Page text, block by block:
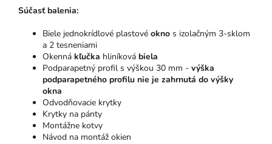
Súčasť balenia:
Biele jednokrídlové plastové okno s izolačným 3-sklom
a 2 tesneniami
Okenná kľučka hliníková biela
Podparapetný profil s výškou 30 mm - výška
podparapetného profilu nie je zahrnutá do výšky
okna
Odvodňovacie krytky
Krytky na pánty
Montážne kotvy
Návod na montáž okien